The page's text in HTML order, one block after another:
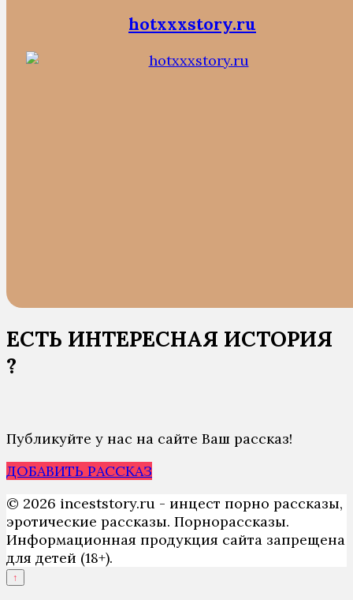
hotxxxstory.ru
ЕСТЬ ИНТЕРЕСНАЯ ИСТОРИЯ
?
Публикуйте у нас на сайте Ваш рассказ!
ДОБАВИТЬ РАССКАЗ
© 2026 inceststory.ru - инцест порно рассказы,
эротические рассказы. Порнорассказы.
Информационная продукция сайта запрещена
для детей (18+).